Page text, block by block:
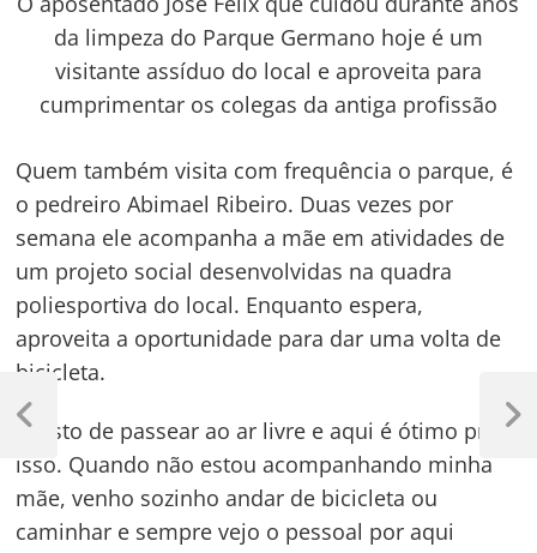
da limpeza do Parque Germano hoje é um
visitante assíduo do local e aproveita para
cumprimentar os colegas da antiga profissão
Quem também visita com frequência o parque, é
o pedreiro Abimael Ribeiro. Duas vezes por
semana ele acompanha a mãe em atividades de
um projeto social desenvolvidas na quadra
poliesportiva do local. Enquanto espera,
aproveita a oportunidade para dar uma volta de
bicicleta.
“Gosto de passear ao ar livre e aqui é ótimo pra
isso. Quando não estou acompanhando minha
mãe, venho sozinho andar de bicicleta ou
caminhar e sempre vejo o pessoal por aqui
Navegação
de
Post
Previous
Next